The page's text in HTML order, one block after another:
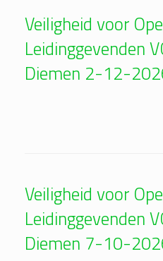
Veiligheid voor
Leidinggevenden
Diemen 2-12-
Veiligheid voor
Leidinggevenden
Diemen 7-10-